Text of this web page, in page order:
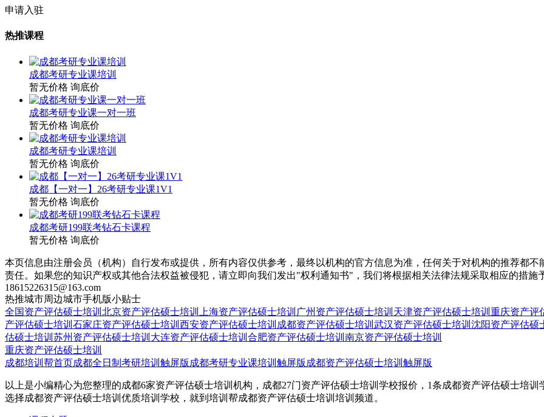
申请入驻
热推课程
成都考研专业课培训
暂无价格 询底价
成都考研专业课一对一班
暂无价格 询底价
成都考研专业课培训
暂无价格 询底价
成都【一对一】26考研专业课1V1
暂无价格 询底价
成都考研199联考钻石卡课程
暂无价格 询底价
本页信息由注册会员（机构）自行发布或提供，所有内容仅供参考，最终以机构的官方信息为准，任何关于对机构的推荐都
责任。如果您的知识产权或其他合法权益被侵犯，请立即向我们发出"权利通知书"，我们将根据相关法律法规采取相应的措
18615226315@163.com
热推城市周边城市手机版小贴士
全国资产评估硕士培训 北京资产评估硕士培训 上海资产评估硕士培训 广州资产评估硕士培训 天津资产评估硕士培训 重庆资产评
产评估硕士培训 石家庄资产评估硕士培训 西安资产评估硕士培训 成都资产评估硕士培训 武汉资产评估硕士培训 沈阳资产评估硕
估硕士培训 苏州资产评估硕士培训 大连资产评估硕士培训 合肥资产评估硕士培训 南京资产评估硕士培训
重庆资产评估硕士培训
成都培训帮首页成都全日制考研培训触屏版 成都考研专业课培训触屏版 成都资产评估硕士培训触屏版
以上是小编精心为您整理的成都6家资产评估硕士培训机构，成都27门资产评估硕士培训学校报价，1条成都资产评估硕士培
选择成都资产评估硕士培训优质培训学校，就到培训帮成都资产评估硕士培训培训频道。